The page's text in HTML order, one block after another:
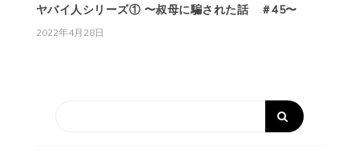
ヤバイ人シリーズ① 〜叔母に騙された話 ＃45〜
2022年4月28日